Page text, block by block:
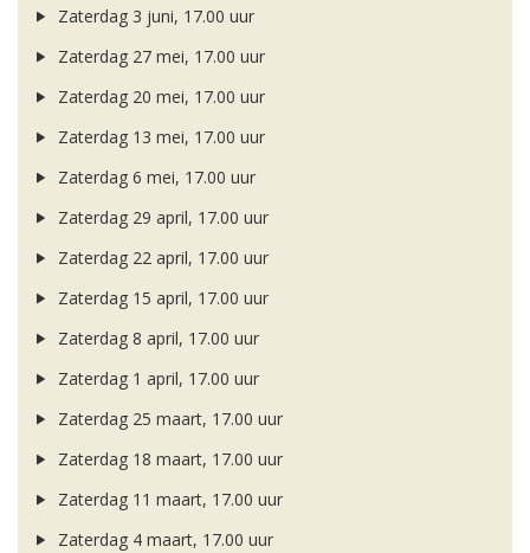
Zaterdag 3 juni, 17.00 uur
Zaterdag 27 mei, 17.00 uur
Zaterdag 20 mei, 17.00 uur
Zaterdag 13 mei, 17.00 uur
Zaterdag 6 mei, 17.00 uur
Zaterdag 29 april, 17.00 uur
Zaterdag 22 april, 17.00 uur
Zaterdag 15 april, 17.00 uur
Zaterdag 8 april, 17.00 uur
Zaterdag 1 april, 17.00 uur
Zaterdag 25 maart, 17.00 uur
Zaterdag 18 maart, 17.00 uur
Zaterdag 11 maart, 17.00 uur
Zaterdag 4 maart, 17.00 uur